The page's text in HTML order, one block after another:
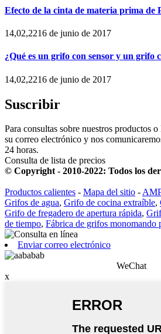
Efecto de la cinta de materia prima de
14,02,2216 de junio de 2017
¿Qué es un grifo con sensor y un grifo
14,02,2216 de junio de 2017
Suscribir
Para consultas sobre nuestros productos
su correo electrónico y nos
24 horas.
Consulta de lista de precios
© Copyright - 2010-2022: Todos los
Productos calientes - Mapa del sitio -
Grifos de agua, Grifo de cocina extraíble,
Grifo de fregadero de apertura rápida,
de tiempo, Fábrica de grifos monomando
Enviar correo electrónico
WeChat
x